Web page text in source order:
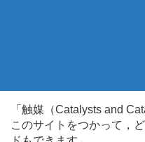
「触媒（Catalysts and
このサイトをつかって，